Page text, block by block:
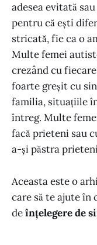
adesea evitată
pentru că ești
stricată, fie ca o
Multe femei
crezând cu
foarte greșit cu
familia, situațiile
întreg. Multe
facă prieteni sau
a-și păstra
Aceasta este o
care să te ajute în
deînțelegere de